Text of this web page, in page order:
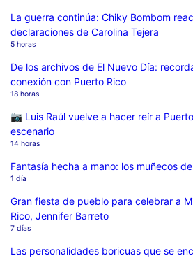
La guerra continúa: Chiky Bombom
declaraciones de Carolina Tejera
5 horas
De los archivos de El Nuevo Día:
conexión con Puerto Rico
18 horas
📷 Luis Raúl vuelve a hacer reír a
escenario
14 horas
Fantasía hecha a mano: los muñecos
1 día
Gran fiesta de pueblo para celebrar a
Rico, Jennifer Barreto
7 días
Las personalidades boricuas que se